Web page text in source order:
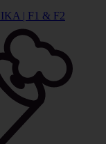
| F1 & F2